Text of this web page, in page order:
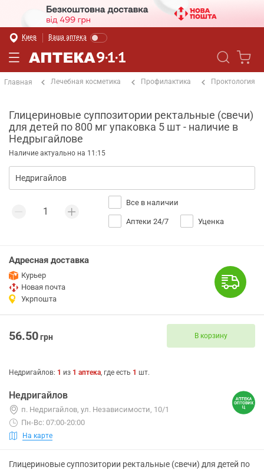
Киев Ваша аптека
Главная Лечебная косметика Профилактика Проктология
Глицериновые суппозитории ректальные (свечи)
для детей по 800 мг упаковка 5 шт - наличие в
Недрыгайлове
Наличие актуально на 11:15
Все в наличии
Аптеки 24/7 Уценка
Адресная доставка
Курьер
Новая почта
Укрпошта
56.50грн В корзину
Недригайлов: 1 из 1 аптека, где есть 1 шт.
Недригайлов
п. Недригайлов, ул. Независимости, 10/1
Пн-Вс: 07:00-20:00
На карте
Глицериновые суппозитории ректальные (свечи) для детей по